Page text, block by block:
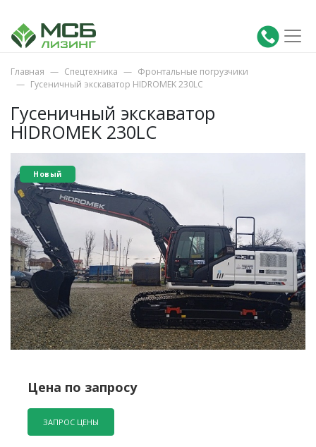
Главная Спецтехника
Фронтальные погрузчики
Гусеничный экскаватор HIDROMEK 230LC
Гусеничный экскаватор
HIDROMEK 230LC
Новый
Цена по запросу
ЗАПРОС ЦЕНЫ